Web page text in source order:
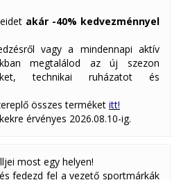
akár -40% kedvezménnyel
vagy a mindennapi aktív
megtalálod az új szezon
technikai ruházatot és
összes terméket itt!
érvényes 2026.08.10-ig.
most egy helyen!
fedezd fel a vezető sportmárkák